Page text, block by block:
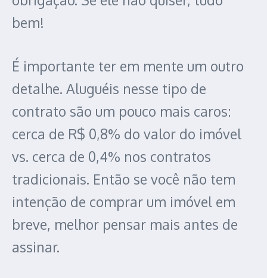
bem!
É importante ter em mente um outro
detalhe. Aluguéis nesse tipo de
contrato são um pouco mais caros:
cerca de R$ 0,8% do valor do imóvel
vs. cerca de 0,4% nos contratos
tradicionais. Então se você não tem
intenção de comprar um imóvel em
breve, melhor pensar mais antes de
assinar.